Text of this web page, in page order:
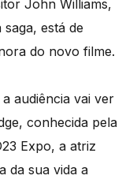
John Williams,
está de
do novo filme.
audiência vai ver
conhecida pela
Expo, a atriz
da sua vida a